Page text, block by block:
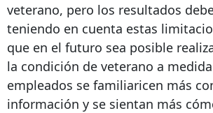
veterano, pero los resultados
teniendo en cuenta estas
que en el futuro sea posible
la condición de veterano a
empleados se familiaricen más
información y se sientan más